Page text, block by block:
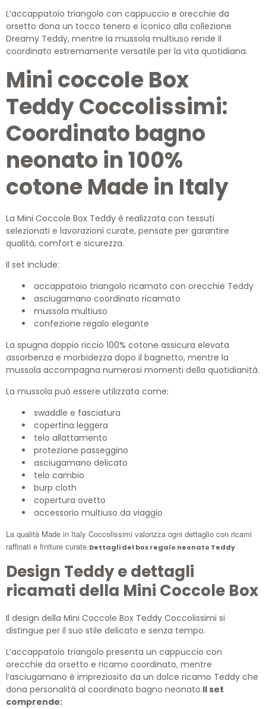
L’accappatoio triangolo con cappuccio e orecchie da
orsetto dona un tocco tenero e iconico alla collezione
Dreamy Teddy, mentre la mussola multiuso rende il
coordinato estremamente versatile per la vita quotidiana.
Mini coccole Box
Teddy Coccolissimi:
Coordinato bagno
neonato in 100%
cotone Made in Italy
La Mini Coccole Box Teddy è realizzata con tessuti
selezionati e lavorazioni curate, pensate per garantire
qualità, comfort e sicurezza.
Il set include:
accappatoio triangolo ricamato con orecchie Teddy
asciugamano coordinato ricamato
mussola multiuso
confezione regalo elegante
La spugna doppio riccio 100% cotone assicura elevata
assorbenza e morbidezza dopo il bagnetto, mentre la
mussola accompagna numerosi momenti della quotidianità.
La mussola può essere utilizzata come:
swaddle e fasciatura
copertina leggera
telo allattamento
protezione passeggino
asciugamano delicato
telo cambio
burp cloth
copertura ovetto
accessorio multiuso da viaggio
La qualità Made in Italy Coccolissimi valorizza ogni dettaglio con ricami
raffinati e finiture curate.Dettagli del box regalo neonato Teddy
Design Teddy e dettagli
ricamati della Mini Coccole Box
Il design della Mini Coccole Box Teddy Coccolissimi si
distingue per il suo stile delicato e senza tempo.
L’accappatoio triangolo presenta un cappuccio con
orecchie da orsetto e ricamo coordinato, mentre
l’asciugamano è impreziosito da un dolce ricamo Teddy che
dona personalità al coordinato bagno neonato.Il set
comprende: